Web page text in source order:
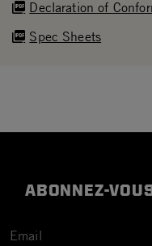
Declaration of
Spec Sheets
ABONNEZ-